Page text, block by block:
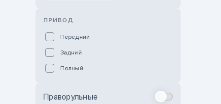
ПРИВОД
Передний
Задний
Полный
Праворульные